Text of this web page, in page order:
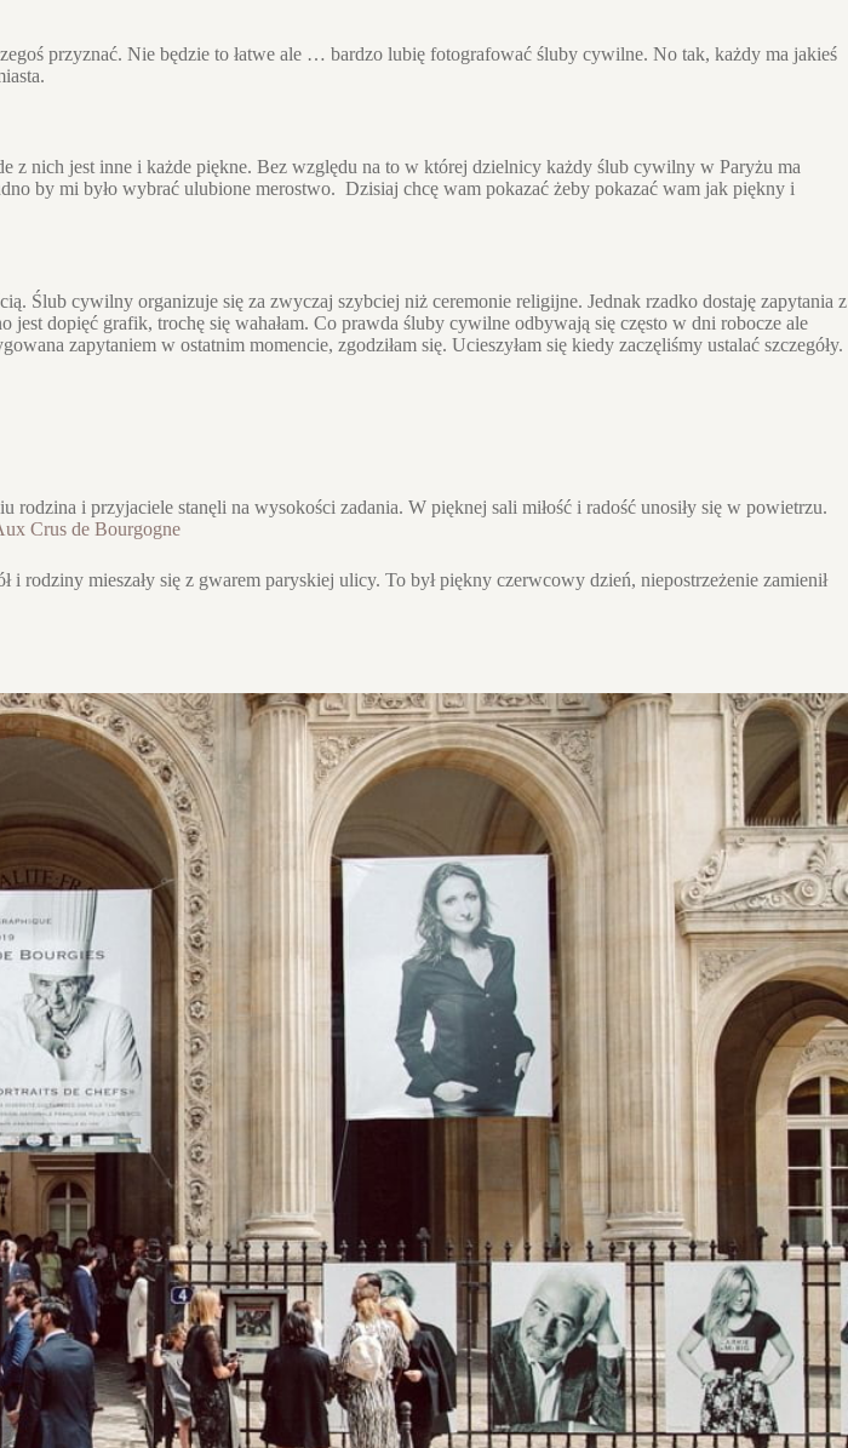
przyznać. Nie będzie to łatwe ale … bardzo lubię fotografować śluby cywilne. No tak, każdy ma jakieś
nich jest inne i każde piękne. Bez względu na to w której dzielnicy każdy ślub cywilny w Paryżu ma
by mi było wybrać ulubione merostwo. Dzisiaj chcę wam pokazać żeby pokazać wam jak piękny i
Ślub cywilny organizuje się za zwyczaj szybciej niż ceremonie religijne. Jednak rzadko dostaję zapytania z
dopięć grafik, trochę się wahałam. Co prawda śluby cywilne odbywają się często w dni robocze ale
zapytaniem w ostatnim momencie, zgodziłam się. Ucieszyłam się kiedy zaczęliśmy ustalać szczegóły.
i przyjaciele stanęli na wysokości zadania. W pięknej sali miłość i radość unosiły się w powietrzu.
Crus de Bourgogne
rodziny mieszały się z gwarem paryskiej ulicy. To był piękny czerwcowy dzień, niepostrzeżenie zamienił